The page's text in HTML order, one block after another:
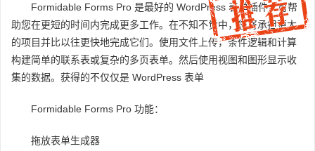
Formidable Forms Pro 是最好的 WordPress 表单插件，可帮
助您在更短的时间内完成更多工作。在不知不觉中，您将承担更大
的项目并比以往更快地完成它们。使用文件上传，条件逻辑和计算
构建简单的联系表或复杂的多页表单。然后使用视图和图形显示收
集的数据。获得的不仅仅是 WordPress 表单
Formidable Forms Pro 功能：
拖放表单生成器